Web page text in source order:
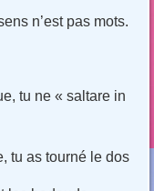
n’est pas mots.
tu ne « saltare in
tu as tourné le dos